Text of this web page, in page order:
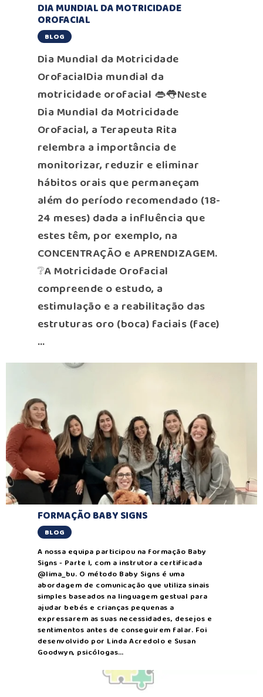
DIA MUNDIAL DA MOTRICIDADE
OROFACIAL
BLOG
Dia Mundial da Motricidade
OrofacialDia mundial da
motricidade orofacial 👄👅Neste
Dia Mundial da Motricidade
Orofacial, a Terapeuta Rita
relembra a importância de
monitorizar, reduzir e eliminar
hábitos orais que permaneçam
além do período recomendado (18-
24 meses) dada a influência que
estes têm, por exemplo, na
CONCENTRAÇÃO e APRENDIZAGEM.
❔A Motricidade Orofacial
compreende o estudo, a
estimulação e a reabilitação das
estruturas oro (boca) faciais (face)
…
FORMAÇÃO BABY SIGNS
BLOG
A nossa equipa participou na formação Baby
Signs - Parte I, com a instrutora certificada
@lima_bu. O método Baby Signs é uma
abordagem de comunicação que utiliza sinais
simples baseados na linguagem gestual para
ajudar bebés e crianças pequenas a
expressarem as suas necessidades, desejos e
sentimentos antes de conseguirem falar. Foi
desenvolvido por Linda Acredolo e Susan
Goodwyn, psicólogas…